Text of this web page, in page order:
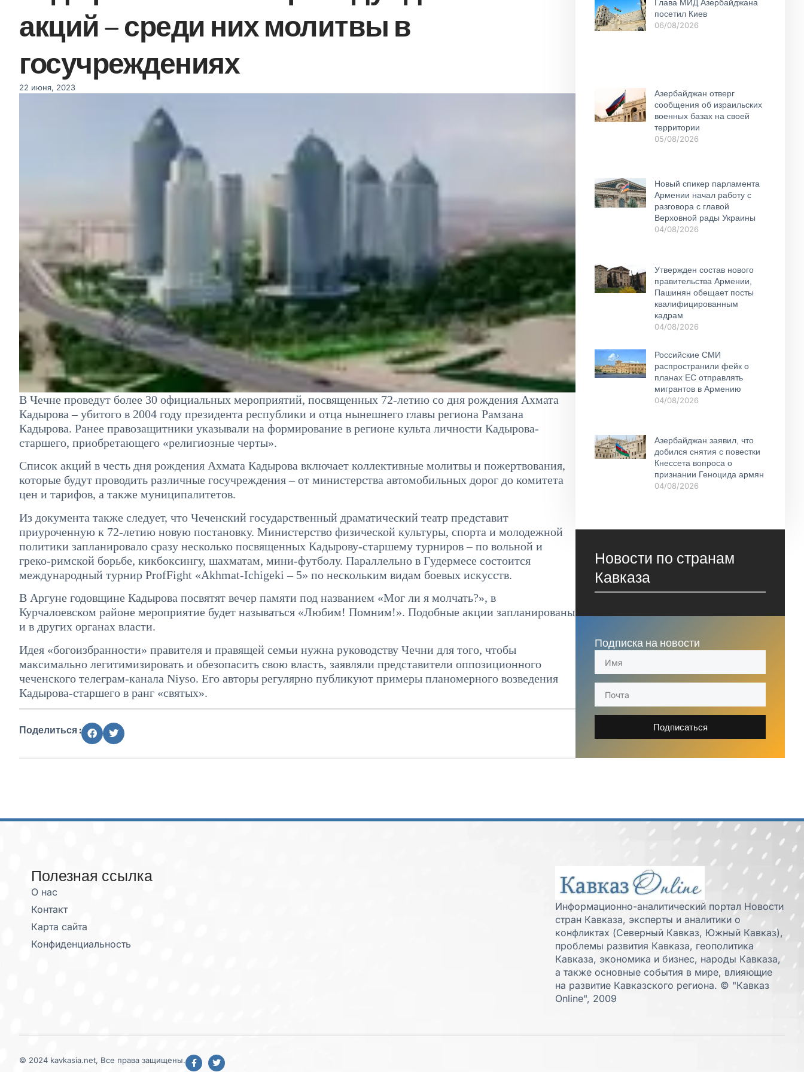
акций – среди них молитвы в
госучреждениях
22 июня, 2023
В Чечне проведут более 30 официальных мероприятий, посвященных 72-летию со дня рождения Ахмата
Кадырова – убитого в 2004 году президента республики и отца нынешнего главы региона Рамзана
Кадырова. Ранее правозащитники указывали на формирование в регионе культа личности Кадырова-
старшего, приобретающего «религиозные черты».
Список акций в честь дня рождения Ахмата Кадырова включает коллективные молитвы и пожертвования,
которые будут проводить различные госучреждения – от министерства автомобильных дорог до комитета
цен и тарифов, а также муниципалитетов.
Из документа также следует, что Чеченский государственный драматический театр представит
приуроченную к 72-летию новую постановку. Министерство физической культуры, спорта и молодежной
политики запланировало сразу несколько посвященных Кадырову-старшему турниров – по вольной и
греко-римской борьбе, кикбоксингу, шахматам, мини-футболу. Параллельно в Гудермесе состоится
международный турнир ProfFight «Akhmat-Ichigeki – 5» по нескольким видам боевых искусств.
В Аргуне годовщине Кадырова посвятят вечер памяти под названием «Мог ли я молчать?», в
Курчалоевском районе мероприятие будет называться «Любим! Помним!». Подобные акции запланированы
и в других органах власти.
Идея «богоизбранности» правителя и правящей семьи нужна руководству Чечни для того, чтобы
максимально легитимизировать и обезопасить свою власть, заявляли представители оппозиционного
чеченского телеграм-канала Niyso. Его авторы регулярно публикуют примеры планомерного возведения
Кадырова-старшего в ранг «святых».
Поделиться :
Глава МИД Азербайджана
посетил Киев
06/08/2026
Азербайджан отверг
сообщения об израильских
военных базах на своей
территории
05/08/2026
Новый спикер парламента
Армении начал работу с
разговора с главой
Верховной рады Украины
04/08/2026
Утвержден состав нового
правительства Армении,
Пашинян обещает посты
квалифицированным
кадрам
04/08/2026
Российские СМИ
распространили фейк о
планах ЕС отправлять
мигрантов в Армению
04/08/2026
Азербайджан заявил, что
добился снятия с повестки
Кнессета вопроса о
признании Геноцида армян
04/08/2026
Новости по странам
Кавказа
Подписка на новости
Подписаться
Полезная ссылка
О нас
Контакт
Карта сайта
Конфиденциальность
Информационно-аналитический портал Новости
стран Кавказа, эксперты и аналитики о
конфликтах (Северный Кавказ, Южный Кавказ),
проблемы развития Кавказа, геополитика
Кавказа, экономика и бизнес, народы Кавказа,
а также основные события в мире, влияющие
на развитие Кавказского региона. © "Кавказ
Online", 2009
© 2024 kavkasia.net, Все права защищены.